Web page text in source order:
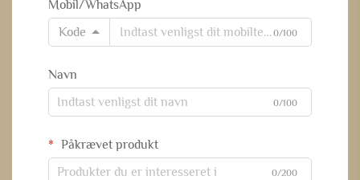
Mobil/WhatsApp
Kode
0/100
Navn
0/100
Påkrævet produkt
0/200